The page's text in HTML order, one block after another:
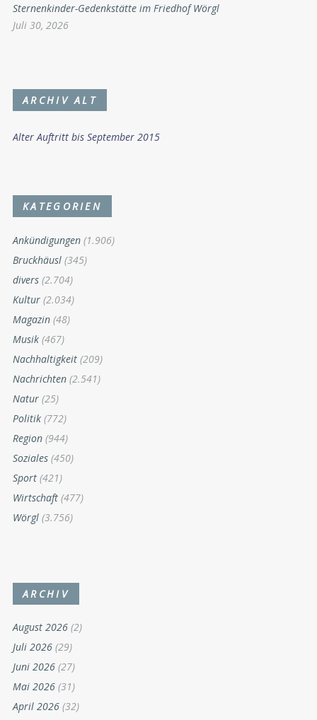
Sternenkinder-Gedenkstätte im Friedhof Wörgl
Juli 30, 2026
ARCHIV ALT
Alter Auftritt bis September 2015
KATEGORIEN
Ankündigungen (1.906)
Bruckhäusl (345)
divers (2.704)
Kultur (2.034)
Magazin (48)
Musik (467)
Nachhaltigkeit (209)
Nachrichten (2.541)
Natur (25)
Politik (772)
Region (944)
Soziales (450)
Sport (421)
Wirtschaft (477)
Wörgl (3.756)
ARCHIV
August 2026 (2)
Juli 2026 (29)
Juni 2026 (27)
Mai 2026 (31)
April 2026 (32)